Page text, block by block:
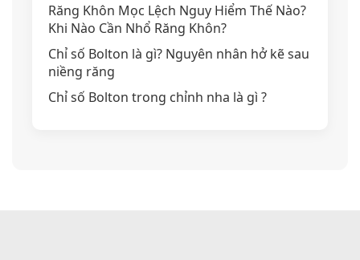
Răng Khôn Mọc Lệch Nguy Hiểm Thế Nào?
Khi Nào Cần Nhổ Răng Khôn?
Chỉ số Bolton là gì? Nguyên nhân hở kẽ sau
niềng răng
Chỉ số Bolton trong chỉnh nha là gì ?